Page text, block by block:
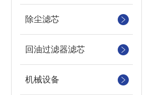
除尘滤芯
回油过滤器滤芯
机械设备